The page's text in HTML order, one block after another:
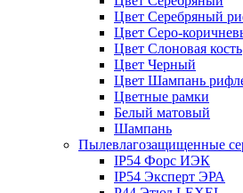
Цвет Серебряный
Цвет Серо-
Цвет Слоновая кость
Цвет Черный
Цвет Шампань
Цветные рамки
Белый матовый
Шампань
Пылевлагозащищенные
IP54 Форс ИЭК
IP54 Эксперт ЭРА